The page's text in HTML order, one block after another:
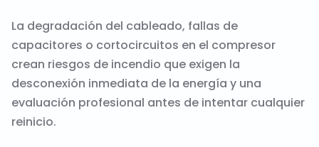
La degradación del cableado, fallas de
capacitores o cortocircuitos en el compresor
crean riesgos de incendio que exigen la
desconexión inmediata de la energía y una
evaluación profesional antes de intentar cualquier
reinicio.